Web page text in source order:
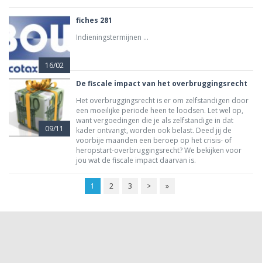
16/02
fiches 281
Indieningstermijnen ...
09/11
De fiscale impact van het overbruggingsrecht
Het overbruggingsrecht is er om zelfstandigen door
een moeilijke periode heen te loodsen. Let wel op,
want vergoedingen die je als zelfstandige in dat
kader ontvangt, worden ook belast. Deed jij de
voorbije maanden een beroep op het crisis- of
heropstart-overbruggingsrecht? We bekijken voor
jou wat de fiscale impact daarvan is.
1 2 3 > »